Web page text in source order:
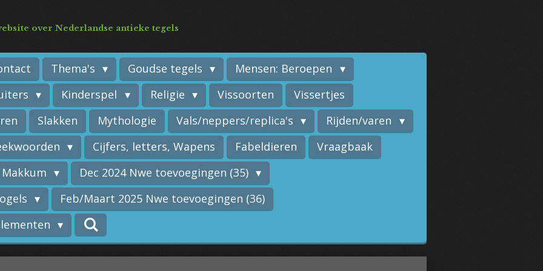
over Nederlandse antieke tegels
Thema's Goudse tegels
Mensen: Beroepen
Kinderspel Religie Vissoorten
Vissertjes
Slakken Mythologie Vals/neppers/replica's
Rijden/varen
Cijfers, letters, Wapens Fabeldieren
Vraagbaak
Dec 2024 Nwe toevoegingen (35)
Feb/Maart 2025 Nwe toevoegingen (36)